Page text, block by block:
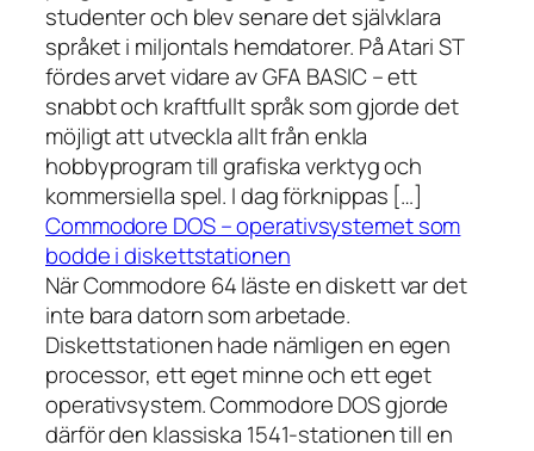
studenter och blev senare det självklara
språket i miljontals hemdatorer. På Atari ST
fördes arvet vidare av GFA BASIC – ett
snabbt och kraftfullt språk som gjorde det
möjligt att utveckla allt från enkla
hobbyprogram till grafiska verktyg och
kommersiella spel. I dag förknippas […]
Commodore DOS – operativsystemet som
bodde i diskettstationen
När Commodore 64 läste en diskett var det
inte bara datorn som arbetade.
Diskettstationen hade nämligen en egen
processor, ett eget minne och ett eget
operativsystem. Commodore DOS gjorde
därför den klassiska 1541-stationen till en